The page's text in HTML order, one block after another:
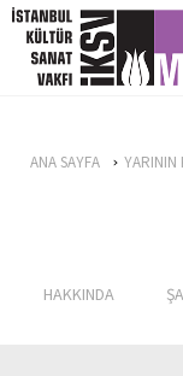
ANA SAYFA YARININ
HAKKINDA